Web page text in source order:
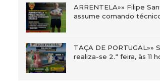
ARRENTELA»» Filipe
assume comando
TAÇA DE PORTUGAL»»
realiza-se 2.ª feira, às 11